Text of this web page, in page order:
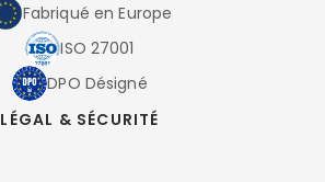
Fabriqué en Europe
ISO 27001
DPO Désigné
LÉGAL & SÉCURITÉ